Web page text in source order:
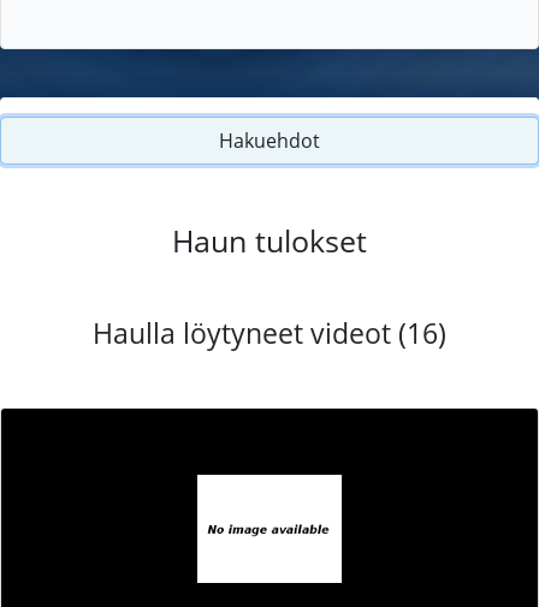
Hakuehdot
Haun tulokset
Haulla löytyneet videot (16)